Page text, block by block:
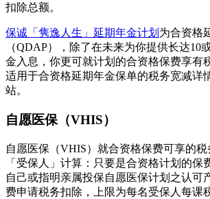
扣除总额。
保诚「隽逸人生」延期年金计划 为合资格
（QDAP），除了在未来为你提供长达10
金入息，你更可就计划的合资格保费享有
适用于合资格延期年金保单的税务宽减详
站。
自愿医保（VHIS）
自愿医保（VHIS）就合资格保费可享的
「受保人」计算：只要是合资格计划的保
自己或指明亲属投保自愿医保计划之认可
费申请税务扣除，上限为每名受保人每课